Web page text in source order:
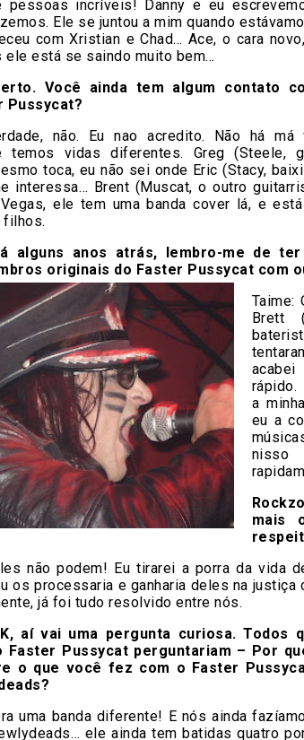
pessoas incríveis! Danny e eu
Ele se juntou a mim quando
com Xristian e Chad… Ace, o cara
ele está se saindo muito bem…
Você ainda tem algum contato
Pussycat?
não. Eu nao acredito. Não há má
temos vidas diferentes. Greg (Steele,
toca, eu não sei onde Eric (Stacy,
interessa… Brent (Muscat, o outro
ele tem uma banda cover lá, e
filhos.
alguns anos atrás, lembro-me de
originais do Faster Pussycat com
Taime:
Brett
a
eu a
nisso
mais
não podem! Eu tirarei a porra da vida
os processaria e ganharia deles na justiça
já foi tudo resolvido entre nós.
aí vai uma pergunta curiosa. Todos
Faster Pussycat perguntariam – Por
o que você fez com o Faster
uma banda diferente! E nós ainda
ele ainda tem batidas quatro